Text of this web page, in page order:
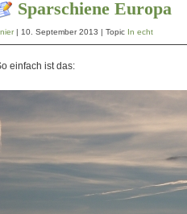
Sparschiene Europa
| 10. September 2013 | Topic In echt
einfach ist das: